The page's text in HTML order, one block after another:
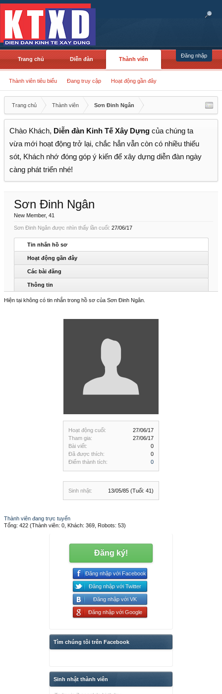
Đăng nhập
Trang chủ Diễn đàn Thành viên
Thành viên tiêu biểu Đang truy cập Hoạt động gần đây
Trang chủ Thành viên Sơn Đinh Ngân
Chào Khách, Diễn đàn Kinh Tế Xây Dựng của chúng ta
vừa mới hoạt động trở lại, chắc hẳn vẫn còn có nhiều thiếu
sót, Khách nhớ đóng góp ý kiến để xây dựng diễn đàn ngày
càng phát triển nhé!
Hoạt động cuối:
27/06/17
Tham gia:
27/06/17
Bài viết:
0
Đã được thích:
0
Điểm thành tích:
0
Sinh nhật: 13/05/85 (Tuổi: 41)
Sơn Đinh Ngân
New Member, 41
Sơn Đinh Ngân được nhìn thấy lần cuối: 27/06/17
Tin nhắn hồ sơ
Hoạt động gần đây
Các bài đăng
Thông tin
Hiện tại không có tin nhắn trong hồ sơ của Sơn Đinh Ngân.
Thành viên đang trực tuyến
Tổng: 422 (Thành viên: 0, Khách: 369, Robots: 53)
Đăng ký!
Đăng nhập với Facebook
Đăng nhập với Twitter
Đăng nhập với VK
Đăng nhập với Google
Tìm chúng tôi trên Facebook
Sinh nhật thành viên